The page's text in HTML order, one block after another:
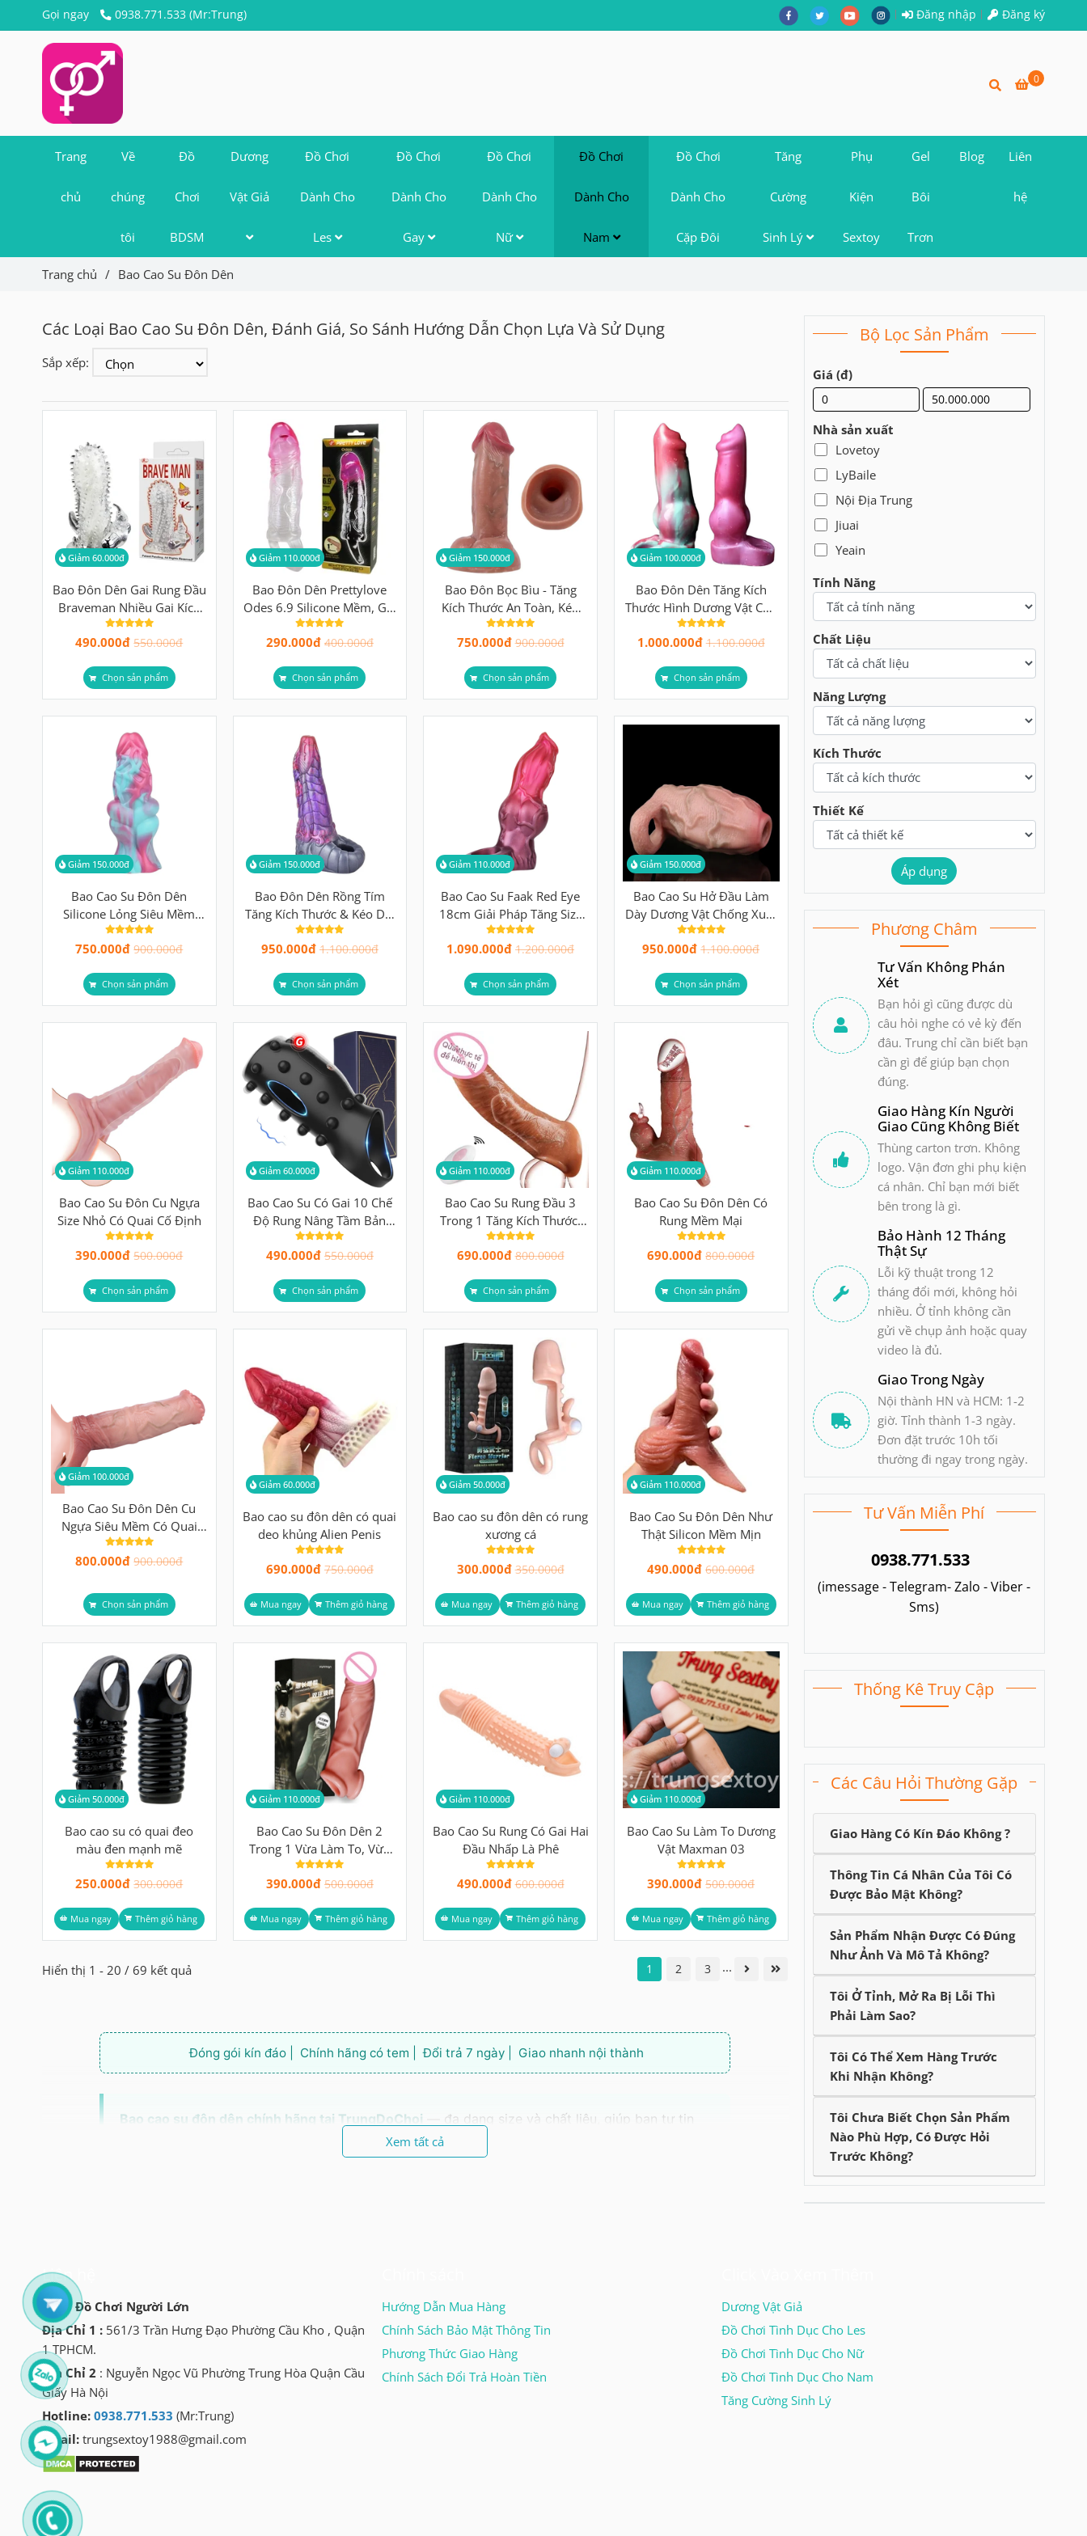
Gọi ngay 0938.771.533 (Mr:Trung) Đăng nhập Đăng ký
0
Trang
chủ
Về
chúng
tôi
Đồ
Chơi
BDSM
Dương
Vật Giả
Đồ Chơi
Dành Cho
Les
Đồ Chơi
Dành Cho
Gay
Đồ Chơi
Dành Cho
Nữ
Đồ Chơi
Dành Cho
Nam
Đồ Chơi
Dành Cho
Cặp Đôi
Tăng
Cường
Sinh Lý
Phụ
Kiện
Sextoy
Gel
Bôi
Trơn
Blog Liên
hệ
Trang chủ / Bao Cao Su Đôn Dên
Các Loại Bao Cao Su Đôn Dên, Đánh Giá, So Sánh Hướng Dẫn Chọn Lựa Và Sử Dụng
Sắp xếp:
Giảm 60.000đ
Bao Đôn Dên Gai Rung Đầu
Braveman Nhiều Gai Kích
Thích, Motor Rung Đầu,
Quai Đeo
490.000đ 550.000đ
Chọn sản phẩm
Giảm 110.000đ
Bao Đôn Dên Prettylove
Odes 6.9 Silicone Mềm, Gai
Kích Thích, Quai Đeo Chống
Tuột
290.000đ 400.000đ
Chọn sản phẩm
Giảm 150.000đ
Bao Đôn Bọc Bìu - Tăng
Kích Thước An Toàn, Kéo
Dài Thời Gian
750.000đ 900.000đ
Chọn sản phẩm
Giảm 100.000đ
Bao Đôn Dên Tăng Kích
Thước Hình Dương Vật Chó
Chống Tuột
1.000.000đ 1.100.000đ
Chọn sản phẩm
Giảm 150.000đ
Bao Cao Su Đôn Dên
Silicone Lỏng Siêu Mềm
Tăng Kích Thướ
750.000đ 900.000đ
Chọn sản phẩm
Giảm 150.000đ
Bao Đôn Dên Rồng Tím
Tăng Kích Thước & Kéo Dài
Thời Gian Yêu Hiệu Quả
950.000đ 1.100.000đ
Chọn sản phẩm
Giảm 110.000đ
Bao Cao Su Faak Red Eye
18cm Giải Pháp Tăng Size
Tức Thì Cho Nam Giới
1.090.000đ 1.200.000đ
Chọn sản phẩm
Giảm 150.000đ
Bao Cao Su Hở Đầu Làm
Dày Dương Vật Chống Xuất
Tinh Sớm FAAK
950.000đ 1.100.000đ
Chọn sản phẩm
Giảm 110.000đ
Bao Cao Su Đôn Cu Ngựa
Size Nhỏ Có Quai Cố Định
390.000đ 500.000đ
Chọn sản phẩm
Giảm 60.000đ
Bao Cao Su Có Gai 10 Chế
Độ Rung Nâng Tầm Bản
Lĩnh, Bùng Nổ Cảm Xúc
490.000đ 550.000đ
Chọn sản phẩm
Giảm 110.000đ
Bao Cao Su Rung Đầu 3
Trong 1 Tăng Kích Thước,
Rung Điều Khiển Xa & Kéo
Dài Cuộc Yêu
690.000đ 800.000đ
Chọn sản phẩm
Giảm 110.000đ
Bao Cao Su Đôn Dên Có
Rung Mềm Mại
690.000đ 800.000đ
Chọn sản phẩm
Giảm 100.000đ
Bao Cao Su Đôn Dên Cu
Ngựa Siêu Mềm Có Quai
Đeo
800.000đ 900.000đ
Chọn sản phẩm
Giảm 60.000đ
Bao cao su đôn dên có quai
deo khủng Alien Penis
690.000đ 750.000đ
Mua ngay Thêm giỏ hàng
Giảm 50.000đ
Bao cao su đôn dên có rung
xương cá
300.000đ 350.000đ
Mua ngay Thêm giỏ hàng
Giảm 110.000đ
Bao Cao Su Đôn Dên Như
Thật Silicon Mềm Mịn
490.000đ 600.000đ
Mua ngay Thêm giỏ hàng
Giảm 50.000đ
Bao cao su có quai đeo
màu đen mạnh mẽ
250.000đ 300.000đ
Mua ngay Thêm giỏ hàng
Giảm 110.000đ
Bao Cao Su Đôn Dên 2
Trong 1 Vừa Làm To, Vừa
Kéo Dài Thời Gian
390.000đ 500.000đ
Mua ngay Thêm giỏ hàng
Giảm 110.000đ
Bao Cao Su Rung Có Gai Hai
Đầu Nhấp Là Phê
490.000đ 600.000đ
Mua ngay Thêm giỏ hàng
Giảm 110.000đ
Bao Cao Su Làm To Dương
Vật Maxman 03
390.000đ 500.000đ
Mua ngay Thêm giỏ hàng
Hiển thị 1 - 20 / 69 kết quả 1 2 3 ...
Đóng gói kín đáo | Chính hãng có tem | Đổi trả 7 ngày | Giao nhanh nội thành
Bao cao su đôn dên chính hãng tại TrungDoChoi — đa dạng size và chất liệu, giúp bạn tự tin
hơn về kích thước mà không cần phẫu thuật hay uống bất kỳ loại thuốc nào. Đơn hàng luôn
được đóng gói kín đáo, không ai biết bên trong là gì ngoài bạn.
Xem tất cả
Bộ Lọc Sản Phẩm
Giá (đ)
Nhà sản xuất
Lovetoy
LyBaile
Nội Địa Trung
Jiuai
Yeain
Tính Năng
Chất Liệu
Năng Lượng
Kích Thước
Thiết Kế
Áp dụng
Phương Châm
Tư Vấn Không Phán
Xét
Bạn hỏi gì cũng được dù
câu hỏi nghe có vẻ kỳ đến
đâu. Trung chỉ cần biết bạn
cần gì để giúp bạn chọn
đúng.
Giao Hàng Kín Người
Giao Cũng Không Biết
Thùng carton trơn. Không
logo. Vận đơn ghi phụ kiện
cá nhân. Chỉ bạn mới biết
bên trong là gì.
Bảo Hành 12 Tháng
Thật Sự
Lỗi kỹ thuật trong 12
tháng đổi mới, không hỏi
nhiều. Ở tỉnh không cần
gửi về chụp ảnh hoặc quay
video là đủ.
Giao Trong Ngày
Nội thành HN và HCM: 1-2
giờ. Tỉnh thành 1-3 ngày.
Đơn đặt trước 10h tối
thường đi ngay trong ngày.
Tư Vấn Miễn Phí
0938.771.533
(imessage - Telegram- Zalo - Viber -
Sms)
Thống Kê Truy Cập
Các Câu Hỏi Thường Gặp
Giao Hàng Có Kín Đáo Không ?
Thông Tin Cá Nhân Của Tôi Có
Được Bảo Mật Không?
Sản Phẩm Nhận Được Có Đúng
Như Ảnh Và Mô Tả Không?
Tôi Ở Tỉnh, Mở Ra Bị Lỗi Thì
Phải Làm Sao?
Tôi Có Thể Xem Hàng Trước
Khi Nhận Không?
Tôi Chưa Biết Chọn Sản Phẩm
Nào Phù Hợp, Có Được Hỏi
Trước Không?
Liên hệ
Shop Đồ Chơi Người Lớn
Địa Chỉ 1 : 561/3 Trần Hưng Đạo Phường Cầu Kho , Quận
1 TPHCM.
Địa Chỉ 2 : Nguyễn Ngọc Vũ Phường Trung Hòa Quận Cầu
Giấy Hà Nội
Hotline: 0938.771.533 (Mr:Trung)
Email: trungsextoy1988@gmail.com
Hướng Dẫn Mua Hàng
Chính Sách Bảo Mật Thông Tin
Phương Thức Giao Hàng
Chính Sách Đổi Trả Hoàn Tiền
Dương Vật Giả
Đồ Chơi Tình Dục Cho Les
Đồ Chơi Tình Dục Cho Nữ
Đồ Chơi Tình Dục Cho Nam
Tăng Cường Sinh Lý